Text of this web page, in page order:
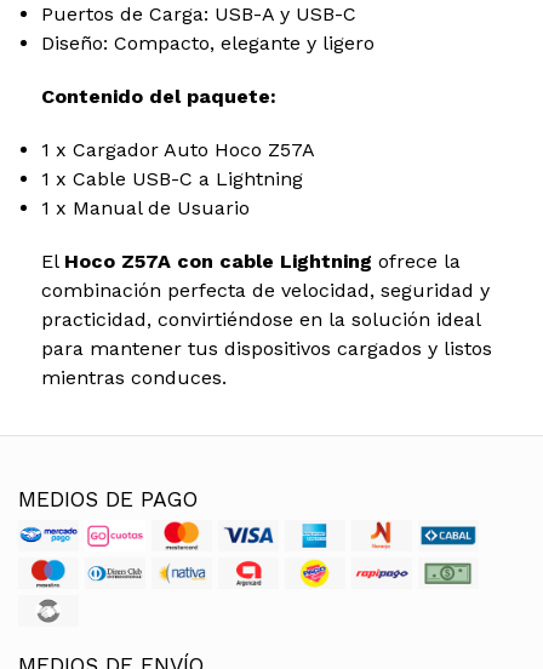
Puertos de Carga: USB-A y USB-C
Diseño: Compacto, elegante y ligero
Contenido del paquete:
1 x Cargador Auto Hoco Z57A
1 x Cable USB-C a Lightning
1 x Manual de Usuario
El Hoco Z57A con cable Lightning ofrece la
combinación perfecta de velocidad, seguridad y
practicidad, convirtiéndose en la solución ideal
para mantener tus dispositivos cargados y listos
mientras conduces.
MEDIOS DE PAGO